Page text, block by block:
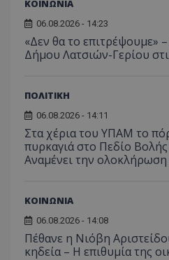
ΚΟΙΝΩΝΙΑ
06.08.2026 - 14:23
«Δεν θα το επιτρέψουμε»
Δήμου Λατσιών-Γερίου
ΠΟΛΙΤΙΚΗ
06.08.2026 - 14:11
Στα χέρια του ΥΠΑΜ το
πυρκαγιά στο Πεδίο
Αναμένει την ολοκλήρωση
ΚΟΙΝΩΝΙΑ
06.08.2026 - 14:08
Πέθανε η Νιόβη
κηδεία – Η επιθυμία της